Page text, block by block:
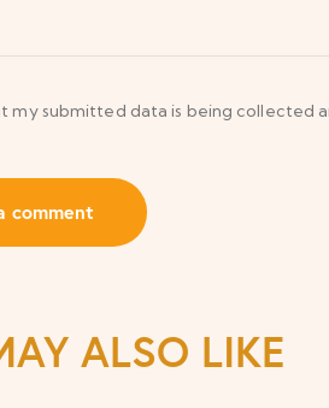
my submitted data is being collected
ALSO LIKE